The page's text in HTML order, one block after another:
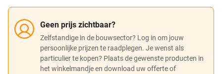
Geen prijs zichtbaar?
Zelfstandige in de bouwsector? Log in om jouw
persoonlijke prijzen te raadplegen. Je wenst als
particulier te kopen? Plaats de gewenste producten in
het winkelmandje en download uw offerte of